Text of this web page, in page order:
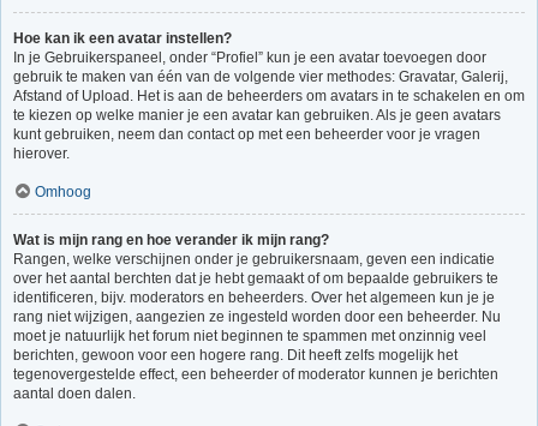
Hoe kan ik een avatar instellen?
In je Gebruikerspaneel, onder “Profiel” kun je een avatar toevoegen door
gebruik te maken van één van de volgende vier methodes: Gravatar, Galerij,
Afstand of Upload. Het is aan de beheerders om avatars in te schakelen en om
te kiezen op welke manier je een avatar kan gebruiken. Als je geen avatars
kunt gebruiken, neem dan contact op met een beheerder voor je vragen
hierover.
Omhoog
Wat is mijn rang en hoe verander ik mijn rang?
Rangen, welke verschijnen onder je gebruikersnaam, geven een indicatie
over het aantal berchten dat je hebt gemaakt of om bepaalde gebruikers te
identificeren, bijv. moderators en beheerders. Over het algemeen kun je je
rang niet wijzigen, aangezien ze ingesteld worden door een beheerder. Nu
moet je natuurlijk het forum niet beginnen te spammen met onzinnig veel
berichten, gewoon voor een hogere rang. Dit heeft zelfs mogelijk het
tegenovergestelde effect, een beheerder of moderator kunnen je berichten
aantal doen dalen.